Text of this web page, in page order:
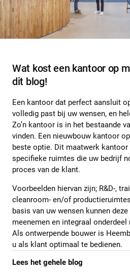
Wat kost een kantoor op
dit blog!
Een kantoor dat perfect aansluit
volledig past bij uw wensen, en
Zo’n kantoor is in het bestaande
vinden. Een nieuwbouw kantoor
beste optie. Dit maatwerk kantoor
specifieke ruimtes die uw bedrijf
proces van de klant.
Voorbeelden hiervan zijn; R&D-,
cleanroom- en/of
basis van uw wensen kunnen
meenemen en integraal
Als ontwerpende bouwer is
u als klant optimaal te bedienen.
Lees het gehele blog